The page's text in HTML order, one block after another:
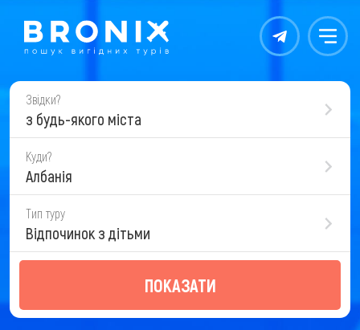
Контакты Меню
Звідки?
з будь-якого міста
Куди?
Албанія
Тип туру
Відпочинок з дітьми
ПОКАЗАТИ